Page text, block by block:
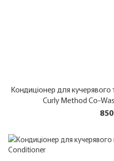
Кондиціонер для
Curly Method Co-